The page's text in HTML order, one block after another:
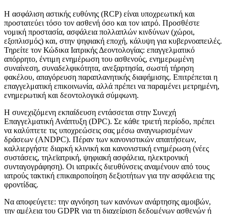
Η ασφάλιση αστικής ευθύνης (RCP) είναι υποχρεωτική και
προστατεύει τόσο τον ασθενή όσο και τον ιατρό. Προσθέστε
νομική προστασία, ασφάλεια πολλαπλών κινδύνων (χώροι,
εξοπλισμός) και, στην ψηφιακή εποχή, κάλυψη για κυβερνοαπειλές.
Τηρείτε τον Κώδικα Ιατρικής Δεοντολογίας: επαγγελματικό
απόρρητο, έντιμη ενημέρωση του ασθενούς, ενημερωμένη
συναίνεση, συναδελφικότητα, ανεξαρτησία, σωστή τήρηση
φακέλου, απαγόρευση παραπλανητικής διαφήμισης. Επιτρέπεται η
επαγγελματική επικοινωνία, αλλά πρέπει να παραμένει μετρημένη,
ενημερωτική και δεοντολογικά σύμφωνη.
Η συνεχιζόμενη εκπαίδευση εντάσσεται στην Συνεχή
Επαγγελματική Ανάπτυξη (DPC). Σε κάθε τριετή περίοδο, πρέπει
να καλύπτετε τις υποχρεώσεις σας μέσω αναγνωρισμένων
δράσεων (ANDPC). Πέραν των κανονιστικών απαιτήσεων,
καλλιεργήστε διαρκή κλινική και κανονιστική ενημέρωση (νέες
συστάσεις, τηλεϊατρική, ψηφιακή ασφάλεια, ηλεκτρονική
συνταγογράφηση). Οι ιατρικές διευθύνσεις αναμένουν από τους
ιατρούς τακτική επικαιροποίηση δεξιοτήτων για την ασφάλεια της
φροντίδας.
Να αποφεύγετε: την αγνόηση των κανόνων ανάρτησης αμοιβών,
την αμέλεια του GDPR για τη διαχείριση δεδομένων ασθενών ή